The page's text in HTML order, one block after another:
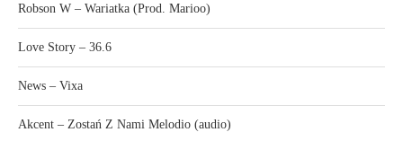
Robson W – Wariatka (Prod. Marioo)
Love Story – 36.6
News – Vixa
Akcent – Zostań Z Nami Melodio (audio)